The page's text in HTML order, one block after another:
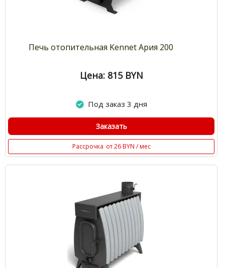
Печь отопительная Kennet Ария 200
Цена: 815 BYN
Под заказ 3 дня
Заказать
Рассрочка от 26 BYN / мес